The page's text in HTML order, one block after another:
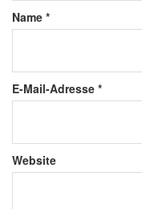
Name *
E-Mail-Adresse *
Website